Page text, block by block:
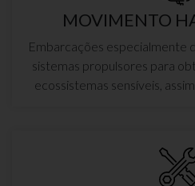
MOVIMENTO
Embarcações especialmente
sistemas propulsores para
ecossistemas sensíveis,